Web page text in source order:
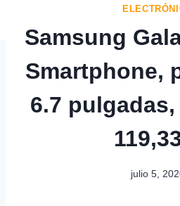
Samsung
Smartphone,
6.7
julio 5,